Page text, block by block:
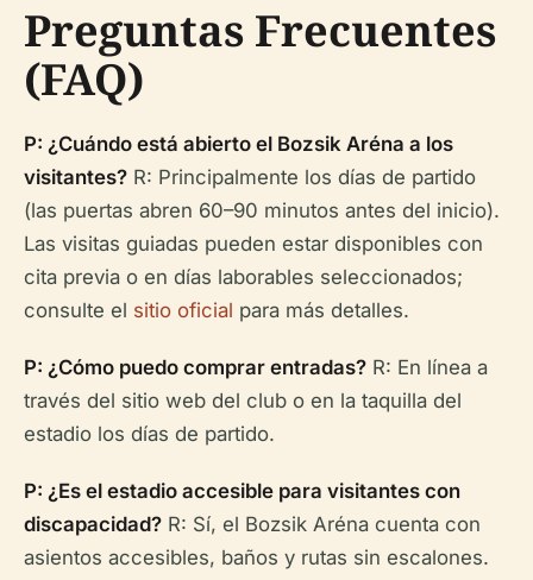
Preguntas Frecuentes
(FAQ)
P: ¿Cuándo está abierto el Bozsik Aréna a los
visitantes? R: Principalmente los días de partido
(las puertas abren 60–90 minutos antes del inicio).
Las visitas guiadas pueden estar disponibles con
cita previa o en días laborables seleccionados;
consulte el sitio oficial para más detalles.
P: ¿Cómo puedo comprar entradas? R: En línea a
través del sitio web del club o en la taquilla del
estadio los días de partido.
P: ¿Es el estadio accesible para visitantes con
discapacidad? R: Sí, el Bozsik Aréna cuenta con
asientos accesibles, baños y rutas sin escalones.